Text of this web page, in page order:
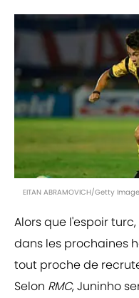
EITAN ABRAMOVICH/Getty
Alors que l'espoir
dans les prochaines
tout proche de
Selon RMC, Juninho